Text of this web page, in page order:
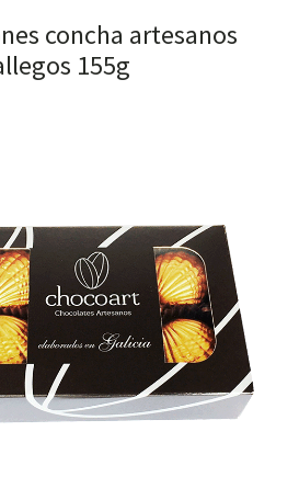
concha artesanos
155g